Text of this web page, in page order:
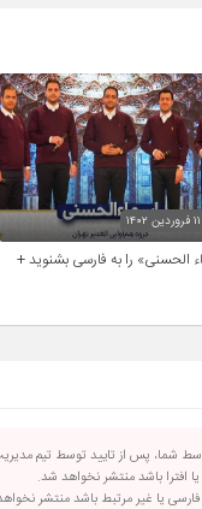
الحسنی» را به فارسی بشنوید +
شما، پس از تایید توسط تیم
افترا باشد منتشر نخواهد شد.
فارسی یا غیر مرتبط باشد منتشر